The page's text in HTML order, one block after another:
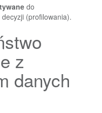
do
(profilowania).
z
danych